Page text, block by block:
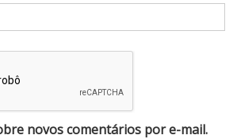
novos comentários por e-mail.